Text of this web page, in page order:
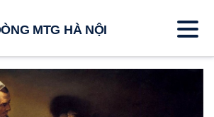
MTG HÀ NỘI